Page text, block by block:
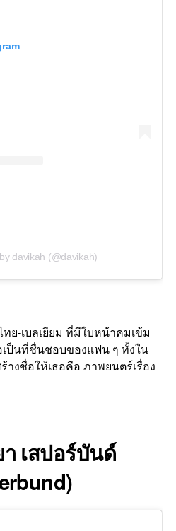
davikah (@davikah)
ทย-เบลเยียม ที่มีใบหน้าคมเข้ม
เป็นที่ชื่นชอบของแฟน ๆ ทั้งใน
างชื่อให้เธอคือ ภาพยนตร์เรื่อง
เสปอร์บันด์